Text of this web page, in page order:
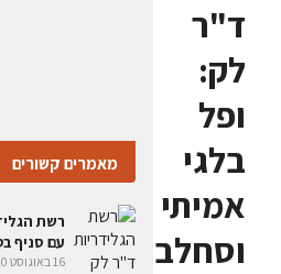
ד"ר
לק:
ופל
בלגי
אמיתי
וסחלב
מאמרים קשורים
רשת
עם סניף
16 באוגוסט 2010